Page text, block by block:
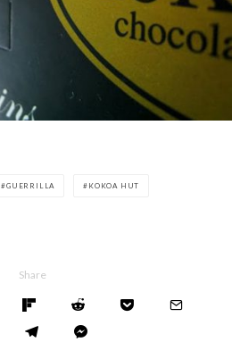
GUERRILLA KOKOA HUT
Share